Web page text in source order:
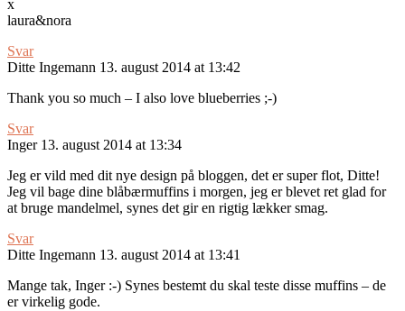
x
laura&nora
Svar
Ditte Ingemann 13. august 2014 at 13:42
Thank you so much – I also love blueberries ;-)
Svar
Inger 13. august 2014 at 13:34
Jeg er vild med dit nye design på bloggen, det er super flot, Ditte!
Jeg vil bage dine blåbærmuffins i morgen, jeg er blevet ret glad for
at bruge mandelmel, synes det gir en rigtig lækker smag.
Svar
Ditte Ingemann 13. august 2014 at 13:41
Mange tak, Inger :-) Synes bestemt du skal teste disse muffins – de
er virkelig gode.